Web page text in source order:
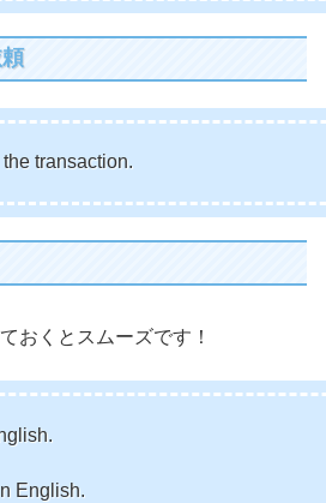
transaction.
おくとスムーズです！
English.